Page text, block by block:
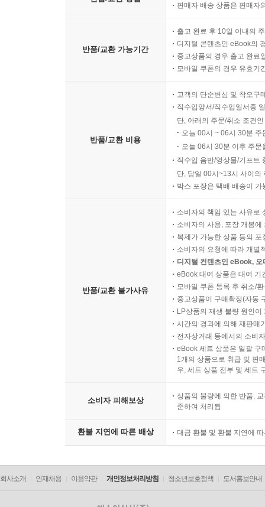
판매자 배송 상품은 판매자
반품/교환 가능기간
출고 완료 후 10일 이내의
디지털 콘텐츠인 eBook의
중고상품의 경우 출고 완료
모바일 쿠폰의 경우 유효기
반품/교환 비용
고객의 단순변심 및 착오구
직수입양서/직수입일서중
단, 아래의 주문/취소 조건
오늘 00시 ~ 06시 30분
오늘 06시 30분 이후 주
직수입 음반/영상물/기프트
단, 당일 00시~13시 사이의
박스 포장은 택배 배송이
반품/교환 불가사유
소비자의 책임 있는 사유로
소비자의 사용, 포장 개봉
복제가 가능한 상품 등의
소비자의 요청에 따라 개별
디지털 컨텐츠인 eBook,
eBook 대여 상품은 대여 기
모바일 쿠폰 등록 후 취소/
중고상품이 구매확정(자동
LP상품의 재생 불량 원인
시간의 경과에 의해 재판매
전자상거래 등에서의 소비
eBook 세트 상품은 일괄 구
1개의 상품으로 취급 및 판
우, 세트 상품 전부 및 세트
소비자 피해보상
상품의 불량에 의한 반품,
준하여 처리됨
환불 지연에 따른 배상 대금 환불 및 환불 지연에
회사소개 인재채용 이용약관 개인정보처리방침 청소년보호정책 도서홍보안내